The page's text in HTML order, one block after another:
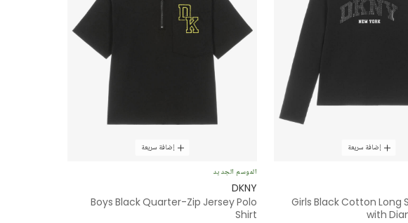
إضافة سريعة
Girls Black Cotton Long
with
إضافة سريعة
الموسم الجديد
DKNY
Boys Black Quarter-Zip Jersey Polo
Shirt